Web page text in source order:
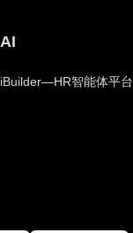
AI
iBuilder—HR智能体平台